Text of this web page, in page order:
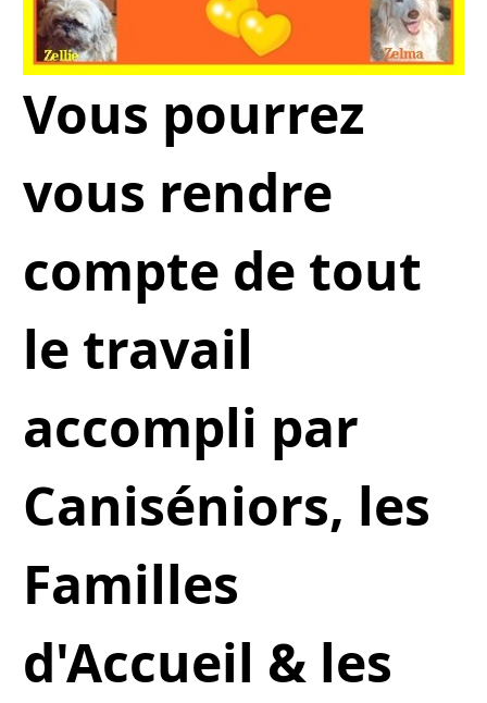
Vous pourrez
vous rendre
compte de tout
le travail
accompli par
Caniséniors, les
Familles
d'Accueil & les